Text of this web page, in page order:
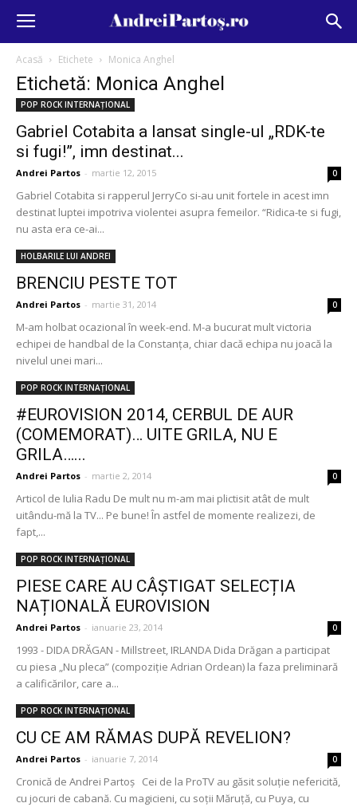
Acasă Etichete Monica Anghel
Etichetă: Monica Anghel
POP ROCK INTERNAȚIONAL
Gabriel Cotabita a lansat single-ul „RDK-te
si fugi!”, imn destinat...
Andrei Partos - martie 12, 2015 0
Gabriel Cotabita si rapperul JerryCo si-au unit fortele in acest imn
destinat luptei impotriva violentei asupra femeilor. “Ridica-te si fugi,
nu asta era ce-ai...
HOLBARILE LUI ANDREI
BRENCIU PESTE TOT
Andrei Partos - martie 31, 2014 0
M-am holbat ocazional în week-end. M-a bucurat mult victoria
echipei de handbal de la Constanţa, chiar dacă echipa nu joacă la
nivelul unei mari...
POP ROCK INTERNAȚIONAL
#EUROVISION 2014, CERBUL DE AUR
(COMEMORAT)… UITE GRILA, NU E
GRILA…...
Andrei Partos - martie 2, 2014 0
Articol de Iulia Radu De mult nu m-am mai plictisit atât de mult
uitându-mă la TV... Pe bune! În astfel de momente realizezi, de
fapt,...
POP ROCK INTERNAȚIONAL
PIESE CARE AU CÂȘTIGAT SELECȚIA
NAȚIONALĂ EUROVISION
Andrei Partos - ianuarie 23, 2014 0
1993 - DIDA DRĂGAN - Millstreet, IRLANDA Dida Drăgan a participat
cu piesa „Nu pleca” (compoziție Adrian Ordean) la faza preliminară
a calificărilor, care a...
POP ROCK INTERNAȚIONAL
CU CE AM RĂMAS DUPĂ REVELION?
Andrei Partos - ianuarie 7, 2014 0
Cronică de Andrei Partoş Cei de la ProTV au găsit soluţie nefericită,
cu jocuri de cabană. Cu magicieni, cu soţii Măruţă, cu Puya, cu